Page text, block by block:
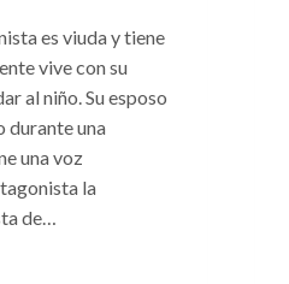
es viuda y tiene
vive con su
al niño. Su esposo
durante una
una voz
la
de…